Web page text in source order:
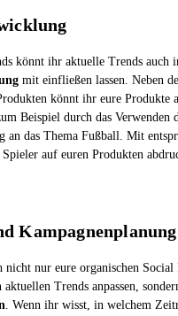
könnt ihr aktuelle Trends auch
mit einfließen lassen. Neben
könnt ihr eure Produkte
Beispiel durch das Verwenden
an das Thema Fußball. Mit
auf euren Produkten
Kampagnenplanung
nur eure organischen Social
Trends anpassen,
. Wenn ihr wisst, in welchem